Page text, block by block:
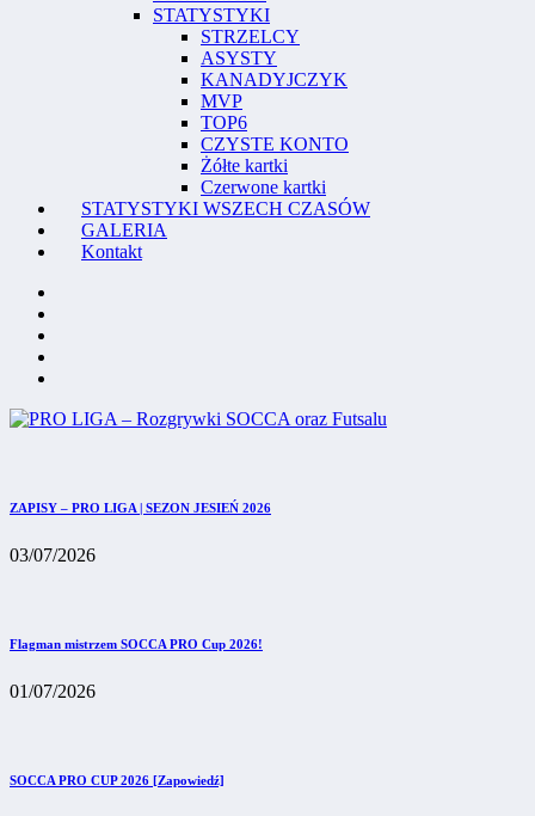
STATYSTYKI
STRZELCY
ASYSTY
KANADYJCZYK
MVP
TOP6
CZYSTE KONTO
Żółte kartki
Czerwone kartki
STATYSTYKI WSZECH CZASÓW
GALERIA
Kontakt
ZAPISY – PRO LIGA | SEZON JESIEŃ 2026
03/07/2026
Flagman mistrzem SOCCA PRO Cup 2026!
01/07/2026
SOCCA PRO CUP 2026 [Zapowiedź]